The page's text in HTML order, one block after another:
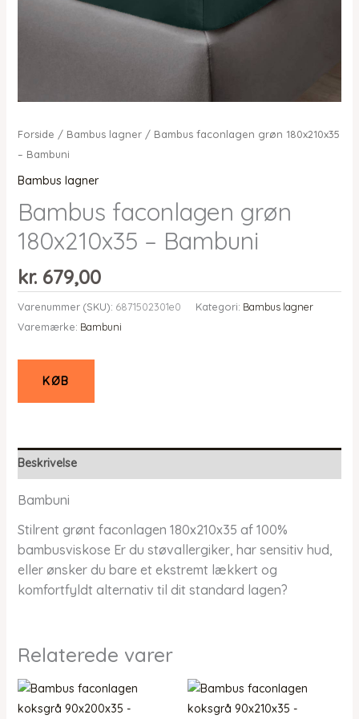
Forside / Bambus lagner/ Bambus faconlagen grøn 180x210x35
– Bambuni
Bambus lagner
Bambus faconlagen grøn
180x210x35 – Bambuni
kr.679,00
Varenummer (SKU): 6871502301e0 Kategori: Bambus lagner
Varemærke: Bambuni
KØB
Beskrivelse
Bambuni
Stilrent grønt faconlagen 180x210x35 af 100%
bambusviskose Er du støvallergiker, har sensitiv hud,
eller ønsker du bare et ekstremt lækkert og
komfortfyldt alternativ til dit standard lagen?
Relaterede varer